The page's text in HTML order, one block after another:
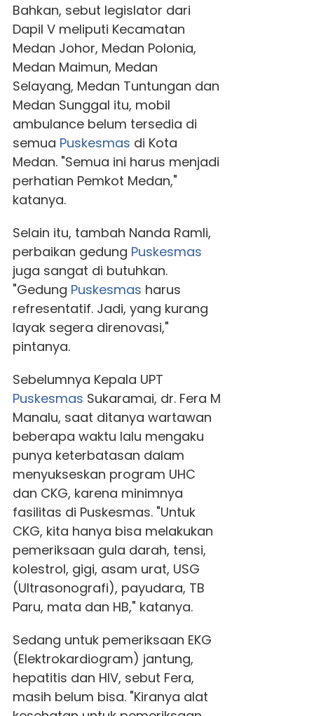
Bahkan, sebut legislator dari
Dapil V meliputi Kecamatan
Medan Johor, Medan Polonia,
Medan Maimun, Medan
Selayang, Medan Tuntungan dan
Medan Sunggal itu, mobil
ambulance belum tersedia di
semua Puskesmas di Kota
Medan. "Semua ini harus menjadi
perhatian Pemkot Medan,"
katanya.
Selain itu, tambah Nanda Ramli,
perbaikan gedung Puskesmas
juga sangat di butuhkan.
"Gedung Puskesmas harus
refresentatif. Jadi, yang kurang
layak segera direnovasi,"
pintanya.
Sebelumnya Kepala UPT
Puskesmas Sukaramai, dr. Fera M
Manalu, saat ditanya wartawan
beberapa waktu lalu mengaku
punya keterbatasan dalam
menyukseskan program UHC
dan CKG, karena minimnya
fasilitas di Puskesmas. "Untuk
CKG, kita hanya bisa melakukan
pemeriksaan gula darah, tensi,
kolestrol, gigi, asam urat, USG
(Ultrasonografi), payudara, TB
Paru, mata dan HB," katanya.
Sedang untuk pemeriksaan EKG
(Elektrokardiogram) jantung,
hepatitis dan HIV, sebut Fera,
masih belum bisa. "Kiranya alat